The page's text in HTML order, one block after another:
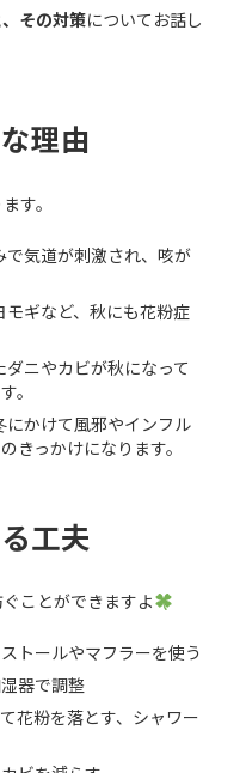
その対策についてお話し
理由
す。
で気道が刺激され、咳が
モギなど、秋にも花粉症
ダニやカビが秋になって
。
にかけて風邪やインフル
きっかけになります。
工夫
ことができますよ
トールやマフラーを使う
器で調整
花粉を落とす、シャワー